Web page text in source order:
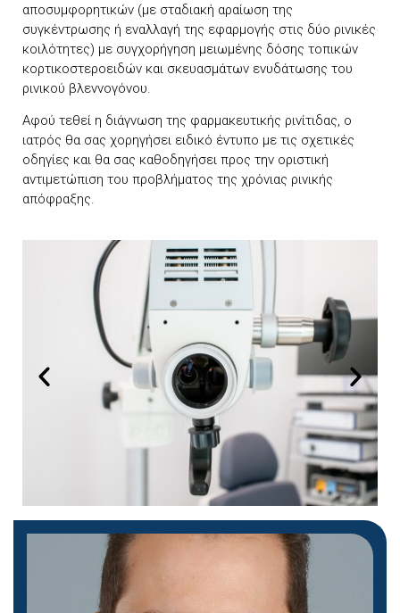
αποσυμφορητικών (με σταδιακή αραίωση της
συγκέντρωσης ή εναλλαγή της εφαρμογής στις δύο ρινικές
κοιλότητες) με συγχορήγηση μειωμένης δόσης τοπικών
κορτικοστεροειδών και σκευασμάτων ενυδάτωσης του
ρινικού βλεννογόνου.
Αφού τεθεί η διάγνωση της φαρμακευτικής ρινίτιδας, ο
ιατρός θα σας χορηγήσει ειδικό έντυπο με τις σχετικές
οδηγίες και θα σας καθοδηγήσει προς την οριστική
αντιμετώπιση του προβλήματος της χρόνιας ρινικής
απόφραξης.